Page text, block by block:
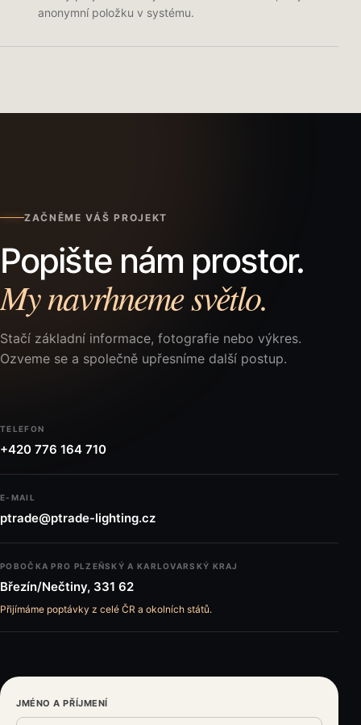
anonymní položku v systému.
ZAČNĚME VÁŠ PROJEKT
Popište nám prostor.
My navrhneme světlo.
Stačí základní informace, fotografie nebo výkres.
Ozveme se a společně upřesníme další postup.
TELEFON
+420 776 164 710
E-MAIL
ptrade@ptrade-lighting.cz
POBOČKA PRO PLZEŇSKÝ A KARLOVARSKÝ KRAJ
Březín/Nečtiny, 331 62
Přijímáme poptávky z celé ČR a okolních států.
JMÉNO A PŘÍJMENÍ